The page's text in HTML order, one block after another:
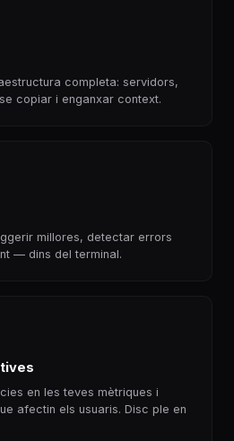
completa: servidors,
copiar i enganxar context.
millores, detectar errors
— dins del terminal.
en les teves mètriques i
afectin els usuaris. Disc ple en